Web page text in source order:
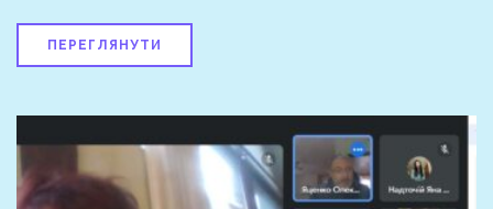
ПЕРЕГЛЯНУТИ